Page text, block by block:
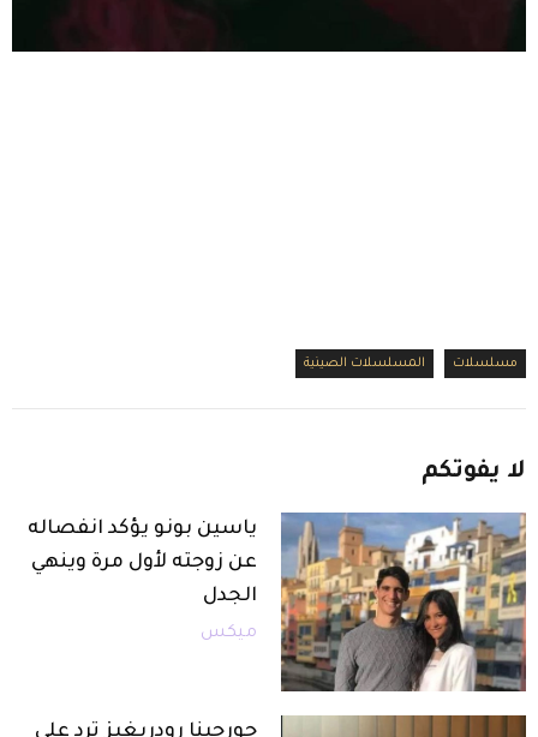
مسلسلات المسلسلات الصينية
لا يفوتكم
ياسين بونو يؤكد انفصاله
عن زوجته لأول مرة وينهي
الجدل
ميكس
جورجينا رودريغيز ترد على